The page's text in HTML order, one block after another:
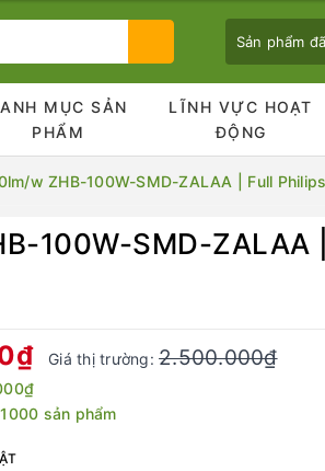
Sản phẩm
xem sản phẩm nào
MỤC SẢN
PHẨM
LĨNH VỰC HOẠT
ĐỘNG
w ZHB-100W-SMD-ZALAA | Full
100W-SMD-ZALAA
Giá thị trường:2.500.000₫
sản phẩm